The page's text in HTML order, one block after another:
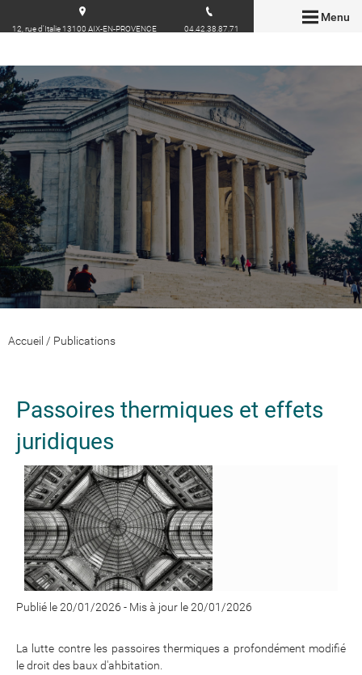
Menu
12, rue d'Italie 13100 AIX-EN-PROVENCE 04.42.38.87.71
Accueil / Publications
Passoires thermiques et effets
juridiques
Publié le 20/01/2026 - Mis à jour le 20/01/2026
La lutte contre les passoires thermiques a profondément modifié
le droit des baux d'ahbitation.